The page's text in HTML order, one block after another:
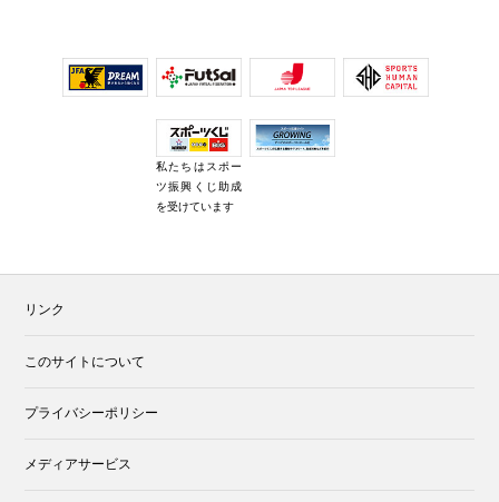
私たちはスポー
ツ振興くじ助成
を受けています
リンク
このサイトについて
プライバシーポリシー
メディアサービス